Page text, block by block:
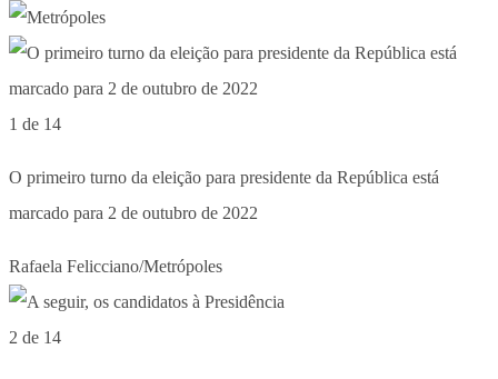
1 de 14
O primeiro turno da eleição para presidente da República está
marcado para 2 de outubro de 2022
Rafaela Felicciano/Metrópoles
2 de 14